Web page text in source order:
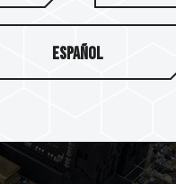
Español